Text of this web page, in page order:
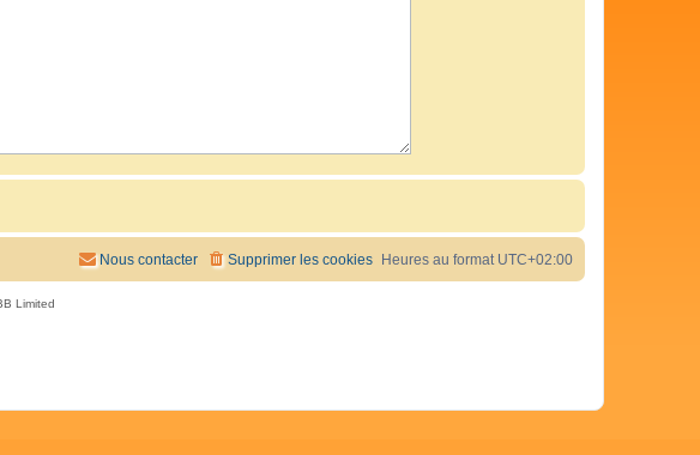
Heures au format UTC+02:00
Supprimer les cookies
Nous contacter
Limited